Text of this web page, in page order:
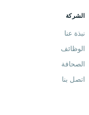
الشركة
نبذة عنا
الوظائف
الصحافة
اتصل بنا